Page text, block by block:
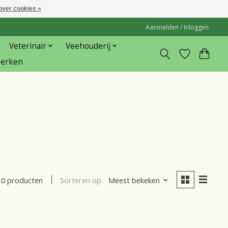
Aanmelden / Inloggen
Veterinair
Veehouderij
0 producten Sorteren op Meest bekeken
cookies »